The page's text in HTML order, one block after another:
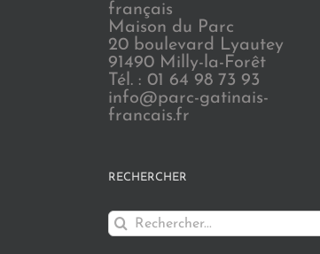
Maison du Parc
20 boulevard Lyautey
91490 Milly-la-Forêt
Tél. : 01 64 98 73 93
info@parc-gatinais-
francais.fr
RECHERCHER
Rechercher: